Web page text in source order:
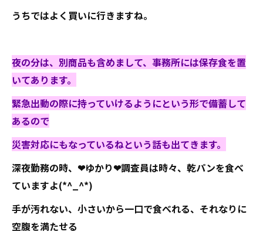
うちではよく買いに行きますね。
夜の分は、別商品も含めまして、事務所には保存食を置
いてあります。
緊急出動の際に持っていけるようにという形で備蓄して
あるので
災害対応にもなっているねという話も出てきます。
深夜勤務の時、❤ゆかり❤調査員は時々、乾パンを食べ
ていますよ(*^_^*)
手が汚れない、小さいから一口で食べれる、それなりに
空腹を満たせる